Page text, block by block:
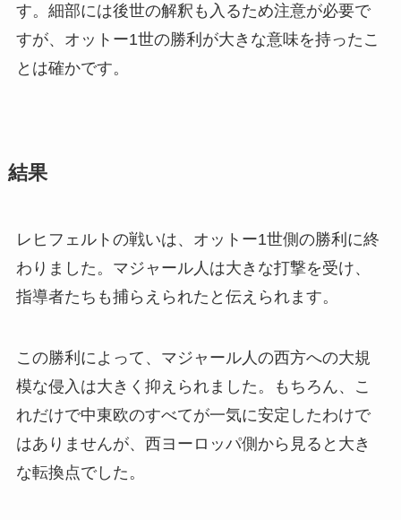
す。細部には後世の解釈も入るため注意が必要で
すが、オットー1世の勝利が大きな意味を持ったこ
とは確かです。
結果
レヒフェルトの戦いは、オットー1世側の勝利に終
わりました。マジャール人は大きな打撃を受け、
指導者たちも捕らえられたと伝えられます。
この勝利によって、マジャール人の西方への大規
模な侵入は大きく抑えられました。もちろん、こ
れだけで中東欧のすべてが一気に安定したわけで
はありませんが、西ヨーロッパ側から見ると大き
な転換点でした。